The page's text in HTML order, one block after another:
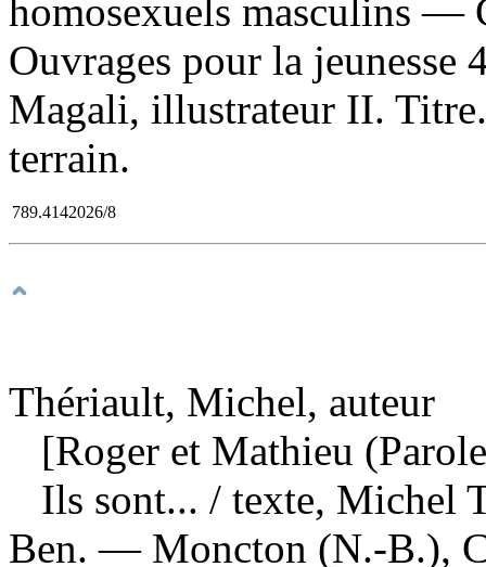
homosexuels masculins
Ouvrages pour la
Magali, illustrateur II.
terrain.
789.4142026/8
Thériault, Michel, auteur
[Roger et Mathieu
Ils sont... / texte, Michel
Ben. — Moncton (N.-B.),